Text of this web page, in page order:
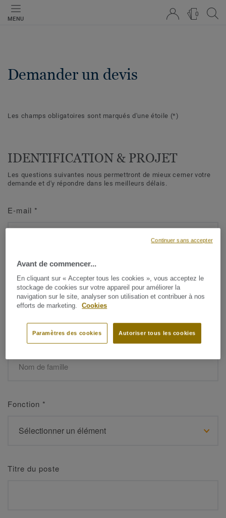
MENU
0
Demander un devis
Les champs obligatoires sont marqués d'une étoile (*)
IDENTIFICATION & PROJET
Les questions suivantes nous permettront de mieux cerner votre
demande et d'y répondre dans les meilleurs délais.
E-mail *
Prénom*
Fonction *
Titre du poste
Avant de commencer...
En cliquant sur « Accepter tous les cookies », vous acceptez le
stockage de cookies sur votre appareil pour améliorer la
navigation sur le site, analyser son utilisation et contribuer à nos
efforts de marketing.
Cookies
Autoriser tous les cookies
Paramètres des cookies
Continuer sans accepter